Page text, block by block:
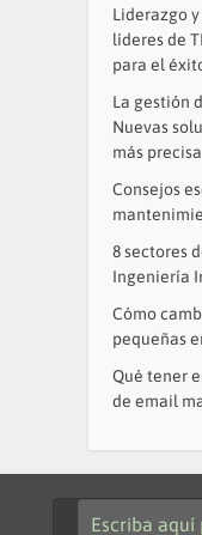
Liderazgo
líderes de
para el
La gestión
Nuevas
más precisa
Consejos
8 sectores
Ingeniería
Cómo
pequeñas
Qué tener
de email